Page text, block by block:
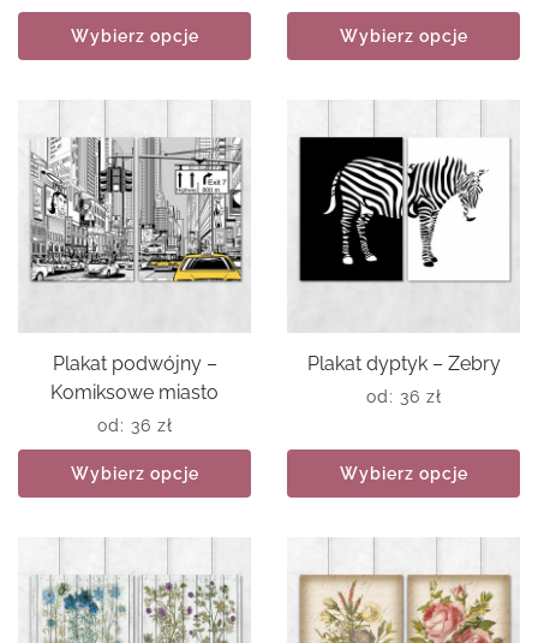
Wybierz opcje Wybierz opcje
Plakat podwójny –
Komiksowe miasto
od: 36 zł
Wybierz opcje
Plakat dyptyk – Zebry
od: 36 zł
Wybierz opcje